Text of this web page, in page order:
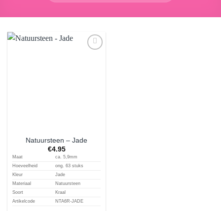
Natuursteen – Jade
€4.95
Maat
ca. 5,9mm
Hoeveelheid
ong. 63 stuks
Kleur
Jade
Materiaal
Natuursteen
Soort
Kraal
Artikelcode
NTA6R-JADE